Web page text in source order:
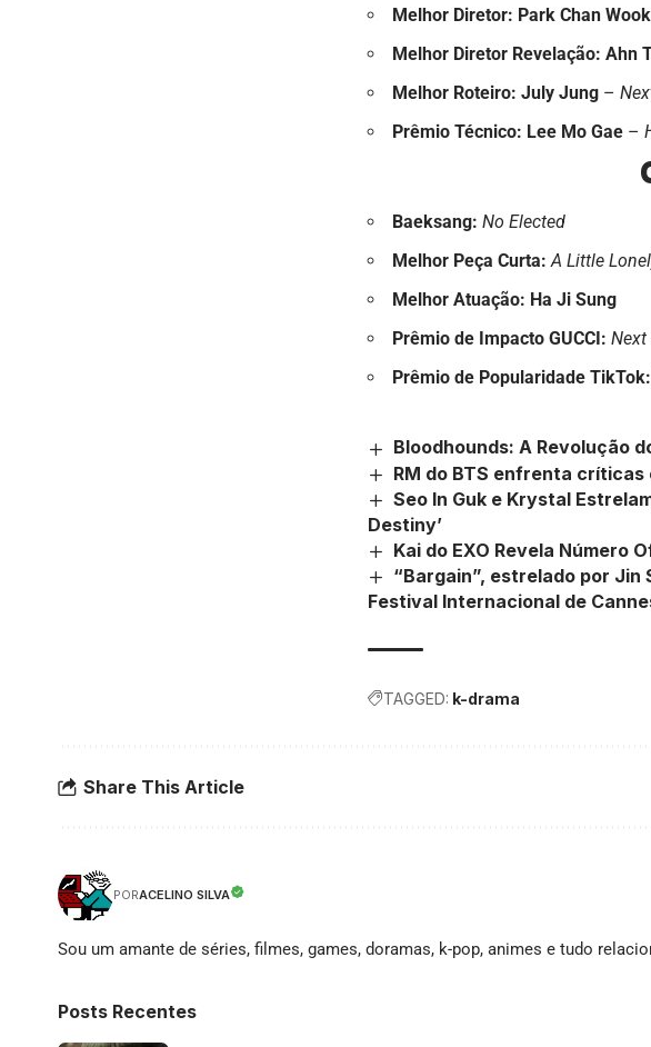
Melhor Diretor: Park Chan Wook
Melhor Diretor Revelação: Ahn
Melhor Roteiro: July Jung –
Prêmio Técnico: Lee Mo Gae –
Baeksang: No Elected
Melhor Peça Curta: A Little
Melhor Atuação: Ha Ji Sung
Prêmio de Impacto GUCCI: Next
Prêmio de Popularidade
Bloodhounds: A Revolução
RM do BTS enfrenta críticas
Seo In Guk e Krystal
Destiny’
Kai do EXO Revela Número
“Bargain”, estrelado por Jin
Festival Internacional de
TAGGED: k-drama
Share This Article
PORACELINO SILVA
Sou um amante de séries, filmes, games, doramas, k-pop, animes e tudo
Posts Recentes